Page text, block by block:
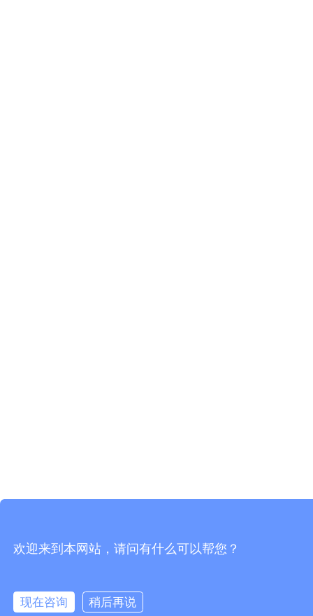
欢迎来到本网站，请问有什么可以帮您？
现在咨询
稍后再说